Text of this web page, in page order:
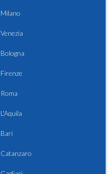
Milano
Venezia
Bologna
Firenze
Roma
L'Aquila
Bari
Catanzaro